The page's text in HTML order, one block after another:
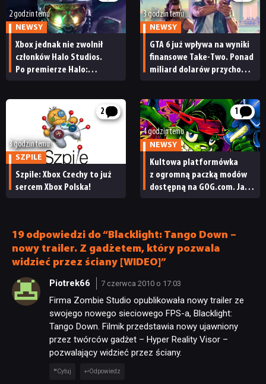
2 godzin temu
NEWSY
Xbox jednak nie zwolnił
członków Halo Studios.
Po premierze Halo:
3 godzin temu
NEWSY
GTA 6 już wpływa na wyniki
finansowe Take-Two. Ponad
miliard dolarów przychodu
2
3 godzin temu
SZPILE
Szpile: Xbox Czechy to już
sercem Xbox Polska!
1
4 godzin temu
NEWSY
Kultowa platformówka
z ogromną paczką modów
dostępną na GOG.com. Jazz
19 odpowiedzi do “Blacklight: Tango Down –
nowy trailer. Z gadżetem, który pozwala
widzieć przez ściany [WIDEO]”
Piotrek66 7 czerwca 2010 o 17:03
Firma Zombie Studio opublikowała nowy trailer ze
swojego nowego sieciowego FPS-a, Blacklight:
Tango Down. Filmik przedstawia nowy ujawniony
przez twórców gadżet – Hyper Reality Visor –
pozwalający widzieć przez ściany.
Cytuj Odpowiedz